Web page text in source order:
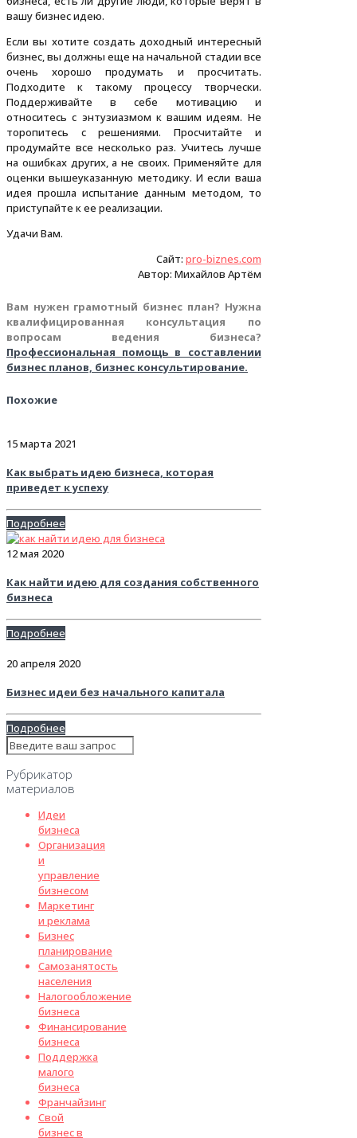
вашу бизнес идею.
Если вы хотите создать доходный интересный
бизнес, вы должны еще на начальной стадии все
очень хорошо продумать и просчитать.
Подходите к такому процессу творчески.
Поддерживайте в себе мотивацию и
относитесь с энтузиазмом к вашим идеям. Не
торопитесь с решениями. Просчитайте и
продумайте все несколько раз. Учитесь лучше
на ошибках других, а не своих. Применяйте для
оценки вышеуказанную методику. И если ваша
идея прошла испытание данным методом, то
приступайте к ее реализации.
Удачи Вам.
Сайт: pro-biznes.com
Автор: Михайлов Артём
Вам нужен грамотный бизнес план? Нужна
квалифицированная консультация по
вопросам ведения бизнеса?
Профессиональная помощь в составлении
бизнес планов, бизнес консультирование.
Похожие
15 марта 2021
Как выбрать идею бизнеса, которая
приведет к успеху
Подробнее
12 мая 2020
Как найти идею для создания собственного
бизнеса
Подробнее
20 апреля 2020
Бизнес идеи без начального капитала
Подробнее
Рубрикатор
материалов
Идеи
бизнеса
Организация
и
управление
бизнесом
Маркетинг
и реклама
Бизнес
планирование
Самозанятость
населения
Налогообложение
бизнеса
Финансирование
бизнеса
Поддержка
малого
бизнеса
Франчайзинг
Свой
бизнес в